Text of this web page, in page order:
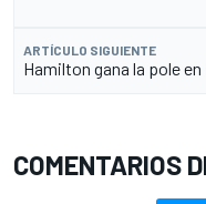
ARTÍCULO SIGUIENTE
Hamilton gana la pole
COMENTARIOS